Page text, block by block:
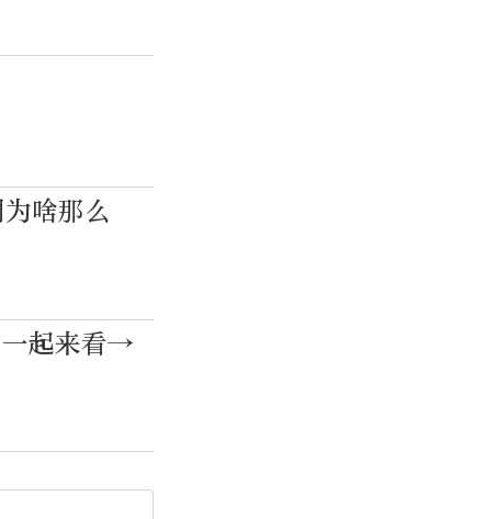
啥那么
一起来看→